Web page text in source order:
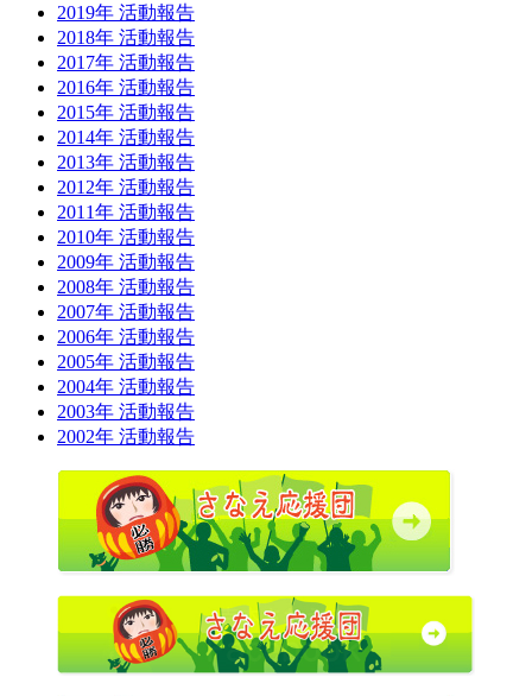
2019年 活動報告
2018年 活動報告
2017年 活動報告
2016年 活動報告
2015年 活動報告
2014年 活動報告
2013年 活動報告
2012年 活動報告
2011年 活動報告
2010年 活動報告
2009年 活動報告
2008年 活動報告
2007年 活動報告
2006年 活動報告
2005年 活動報告
2004年 活動報告
2003年 活動報告
2002年 活動報告